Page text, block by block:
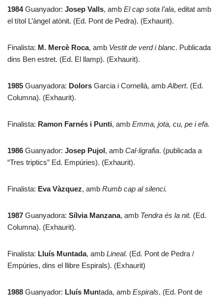
1984Guanyador: Josep Valls, amb El cap sota l’ala, editat amb
el títol L’àngel atònit. (Ed. Pont de Pedra). (Exhaurit).
Finalista: M. Mercè Roca, amb Vestit de verd i blanc. Publicada
dins Ben estret. (Ed. El llamp). (Exhaurit).
1985 Guanyadora: Dolors Garcia i Cornellà, amb Albert. (Ed.
Columna). (Exhaurit).
Finalista: Ramon Farnés i Punti, amb Emma, jota, cu, pe i efa.
1986 Guanyador: Josep Pujol, amb Cal·ligrafia. (publicada a
“Tres triptics” Ed. Empúries). (Exhaurit).
Finalista: Eva Vàzquez, amb Rumb cap al silenci.
1987 Guanyadora: Sílvia Manzana, amb Tendra és la nit. (Ed.
Columna). (Exhaurit).
Finalista: Lluís Muntada, amb Lineal. (Ed. Pont de Pedra /
Empúries, dins el llibre Espirals). (Exhaurit)
1988 Guanyador: Lluís Muntada, amb Espirals. (Ed. Pont de